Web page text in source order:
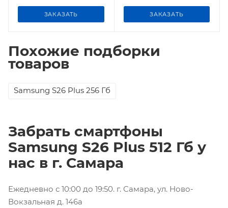
ЗАКАЗАТЬ ЗАКАЗАТЬ
Похожие подборки
товаров
Samsung S26 Plus 256 Гб
Забрать смартфоны
Samsung S26 Plus 512 Гб у
нас в г. Самара
Ежедневно с 10:00 до 19:50. г. Самара, ул. Ново-
Вокзальная д. 146а